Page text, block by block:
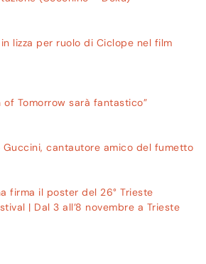
lizza per ruolo di Ciclope nel film
of Tomorrow sarà fantastico”
Guccini, cantautore amico del fumetto
firma il poster del 26° Trieste
| Dal 3 all’8 novembre a Trieste